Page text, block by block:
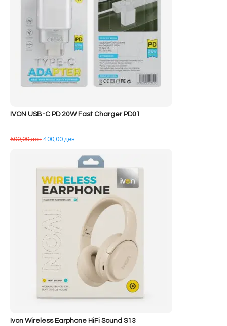
IVON USB-C PD 20W Fast Charger PD01
500,00денÇmimi
400,00ден
tanishëm
është:
Ivon Wireless Earphone HiFi Sound S13